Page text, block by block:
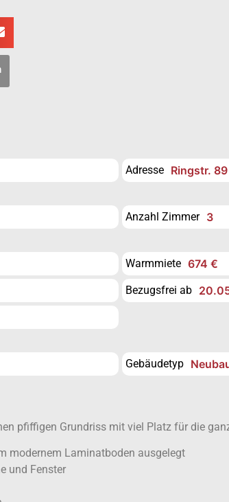
Adresse Ringstr. 89
Anzahl Zimmer 3
Warmmiete 674 €
Bezugsfrei ab
Gebäudetyp
pfiffigen Grundriss mit viel Platz für die
modernem Laminatboden ausgelegt
und Fenster